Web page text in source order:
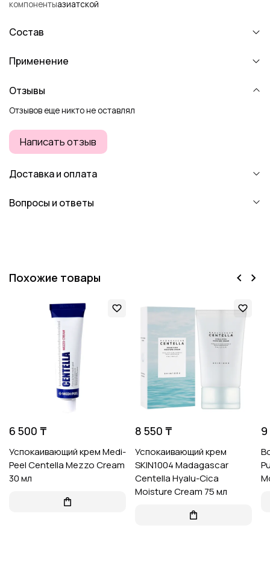
компонентыазиатской
Состав
Применение
Отзывы
Отзывов еще никто не оставлял
Написать отзыв
Доставка и оплата
Вопросы и ответы
Похожие товары
6 500 ₸
Успокаивающий крем Medi-
Peel Centella Mezzo Cream
30 мл
8 550 ₸
Успокаивающий крем
SKIN1004 Madagascar
Centella Hyalu-Cica
Moisture Cream 75 мл